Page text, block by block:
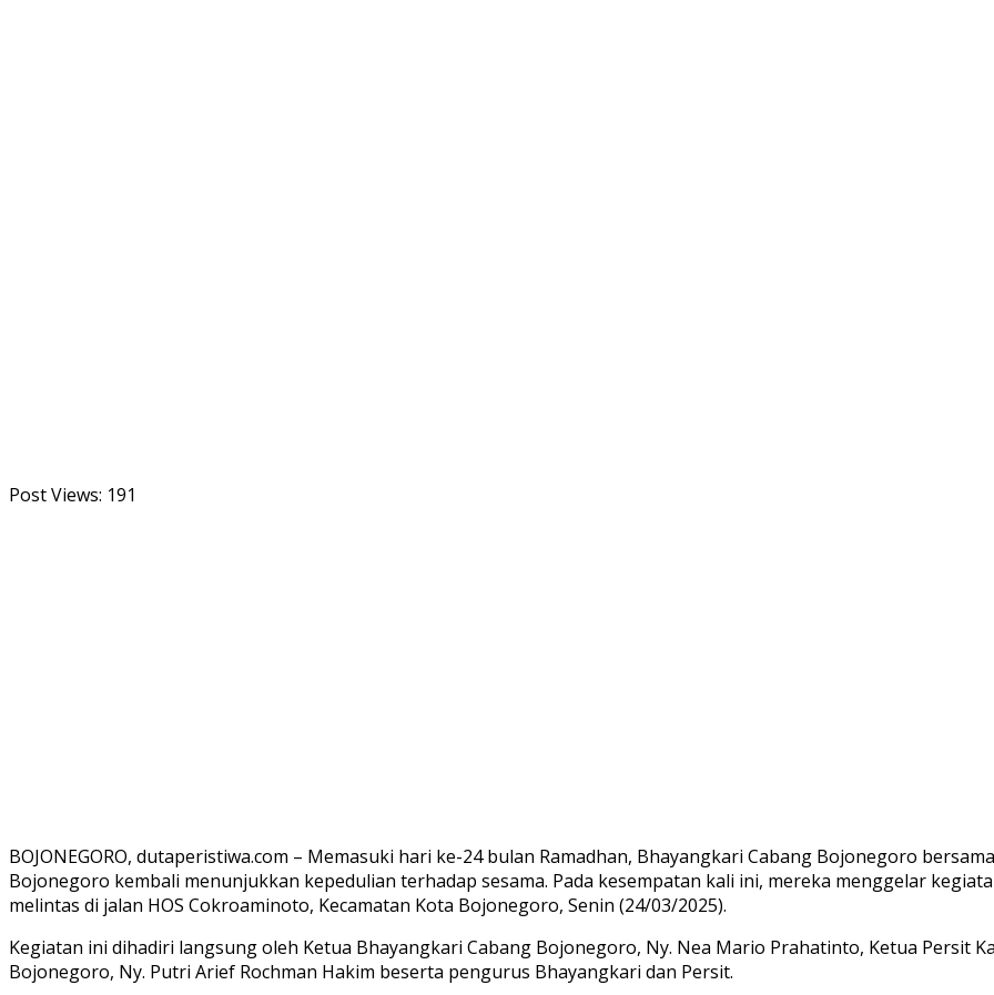
Post Views: 191
BOJONEGORO, dutaperistiwa.com – Memasuki hari ke-24 bulan Ramadhan, Bhayangkari Cabang Bojonegoro
Bojonegoro kembali menunjukkan kepedulian terhadap sesama. Pada kesempatan kali ini, mereka menggelar
melintas di jalan HOS Cokroaminoto, Kecamatan Kota Bojonegoro, Senin (24/03/2025).
Kegiatan ini dihadiri langsung oleh Ketua Bhayangkari Cabang Bojonegoro, Ny. Nea Mario Prahatinto, Ketua Persit
Bojonegoro, Ny. Putri Arief Rochman Hakim beserta pengurus Bhayangkari dan Persit.